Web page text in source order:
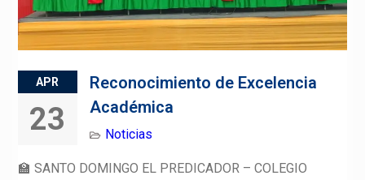
APR
23
Reconocimiento de Excelencia
Académica
Noticias
🏫 SANTO DOMINGO EL PREDICADOR – COLEGIO